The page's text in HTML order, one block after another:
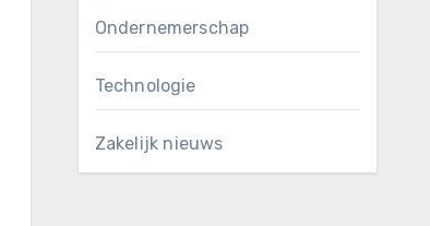
Ondernemerschap
Technologie
Zakelijk nieuws